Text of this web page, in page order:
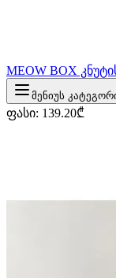
MEOW BOX
მენიუს
ფასი: 139.20₾